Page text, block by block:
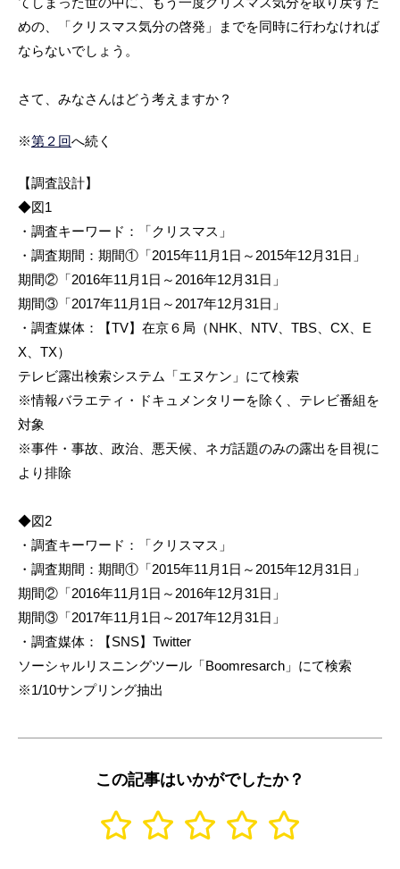
めの、「クリスマス気分の啓発」までを同時に行わなければ
ならないでしょう。
さて、みなさんはどう考えますか？
※第２回へ続く
【調査設計】
◆図1
・調査キーワード：「クリスマス」
・調査期間：期間①「2015年11月1日～2015年12月31日」
期間②「2016年11月1日～2016年12月31日」
期間③「2017年11月1日～2017年12月31日」
・調査媒体：【TV】在京６局（NHK、NTV、TBS、CX、E
X、TX）
テレビ露出検索システム「エヌケン」にて検索
※情報バラエティ・ドキュメンタリーを除く、テレビ番組を
対象
※事件・事故、政治、悪天候、ネガ話題のみの露出を目視に
より排除
◆図2
・調査キーワード：「クリスマス」
・調査期間：期間①「2015年11月1日～2015年12月31日」
期間②「2016年11月1日～2016年12月31日」
期間③「2017年11月1日～2017年12月31日」
・調査媒体：【SNS】Twitter
ソーシャルリスニングツール「Boomresarch」にて検索
※1/10サンプリング抽出
この記事はいかがでしたか？